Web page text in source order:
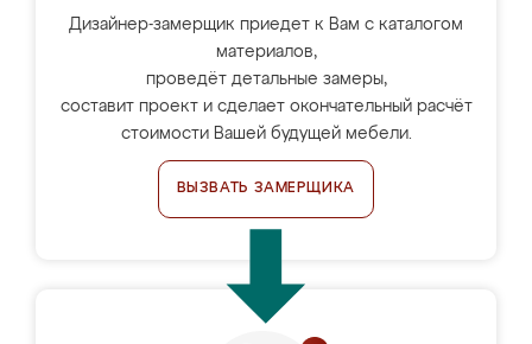
Дизайнер-замерщик приедет к Вам с каталогом
материалов,
проведёт детальные замеры,
составит проект и сделает окончательный расчёт
стоимости Вашей будущей мебели.
ВЫЗВАТЬ ЗАМЕРЩИКА